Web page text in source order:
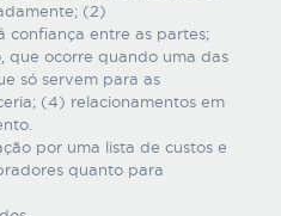
(2)
confiança entre as partes;
que ocorre quando uma das
só servem para as
(4) relacionamentos em
por uma lista de custos e
quanto para